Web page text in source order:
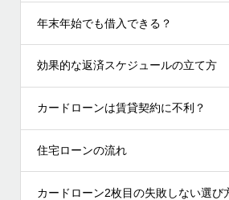
年末年始でも借入できる？
効果的な返済スケジュールの立て方
カードローンは賃貸契約に不利？
住宅ローンの流れ
カードローン2枚目の失敗しない選び